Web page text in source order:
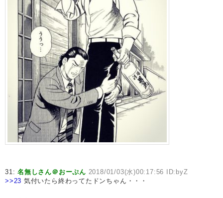
31:名無しさん＠おーぷん 2018/01/03(水)00:17:56 ID:byZ
>>23 気付いたら終わってたドンちゃん・・・